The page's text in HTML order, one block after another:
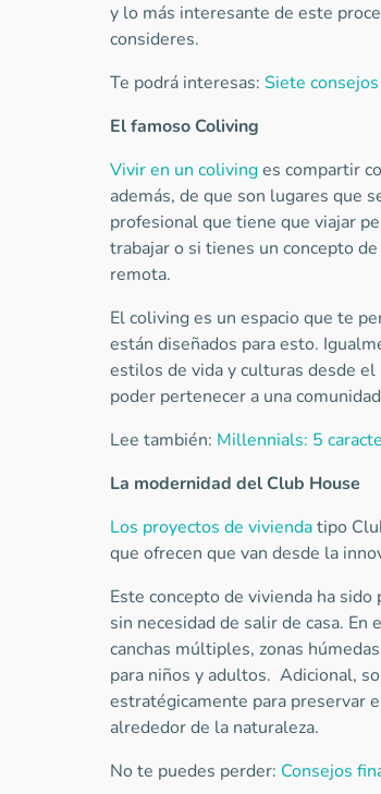
y lo más interesante de este
consideres.
Te podrá interesas: Siete
El famoso Coliving
Vivir en un colivinges compartir
además, de que son lugares que
profesional que tiene que viajar
trabajar o si tienes un concepto
remota.
El coliving es un espacio que te
están diseñados para esto.
estilos de vida y culturas desde
poder pertenecer a una
Lee también: Millennials: 5
La modernidad del Club House
Los proyectos de viviendatipo
que ofrecen que van desde la
Este concepto de vivienda ha
sin necesidad de salir de casa.
canchas múltiples, zonas
para niños y adultos. Adicional,
estratégicamente para preservar
alrededor de la naturaleza.
No te puedes perder: Consejos